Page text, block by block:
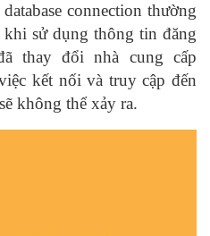
connection thường
sử dụng thông tin đăng
thay đổi nhà cung cấp
kết nối và truy cập đến
không thể xảy ra.